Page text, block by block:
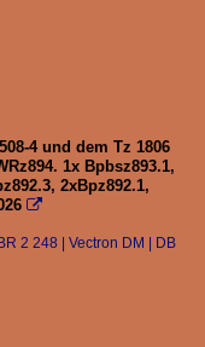
4 und dem Tz 1806
1x Bpbsz893.1,
2xBpz892.1,

2 248 | Vectron DM | DB